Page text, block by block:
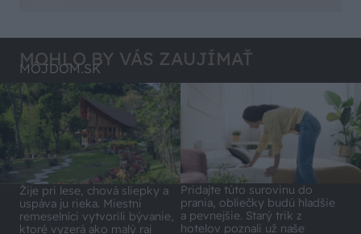
MOHLO BY VÁS ZAUJÍMAŤ
MÔJDOM.SK
Žije pri lese, chová sliepky a
uspáva ju rieka. Miestni
remeselníci vytvorili bývanie,
ktoré vyzerá ako malý raj
Pridajte túto surovinu do
prania, obliečky budú hladšie
a pevnejšie. Starý trik z
hotelov poznali už naše